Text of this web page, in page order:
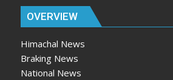
OVERVIEW
Himachal News
Braking News
National News